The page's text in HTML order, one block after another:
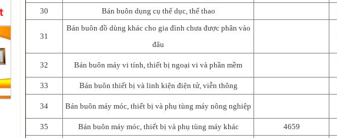
30
Bán buôn dụng cụ thể dục, thể thao
31
Bán buôn đồ dùng khác cho gia đình chưa được phân vào
đâu
32 Bán buôn máy vi tính, thiết bị ngoại vi và phần mềm
33 Bán buôn thiết bị và linh kiện điện tử, viễn thông
34 Bán buôn máy móc, thiết bị và phụ tùng máy nông nghiệp
35 Bán buôn máy móc, thiết bị và phụ tùng máy khác 4659